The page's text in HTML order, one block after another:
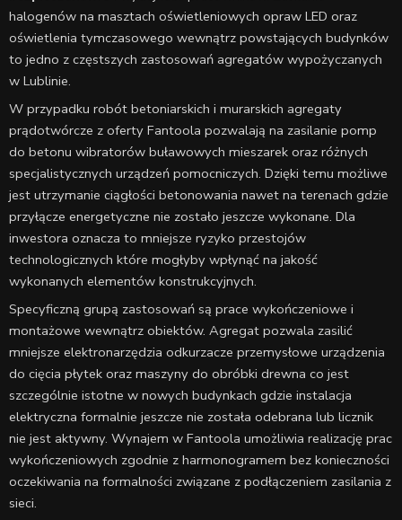
halogenów na masztach oświetleniowych opraw LED oraz
oświetlenia tymczasowego wewnątrz powstających budynków
to jedno z częstszych zastosowań agregatów wypożyczanych
w Lublinie.
W przypadku robót betoniarskich i murarskich agregaty
prądotwórcze z oferty Fantoola pozwalają na zasilanie pomp
do betonu wibratorów buławowych mieszarek oraz różnych
specjalistycznych urządzeń pomocniczych. Dzięki temu możliwe
jest utrzymanie ciągłości betonowania nawet na terenach gdzie
przyłącze energetyczne nie zostało jeszcze wykonane. Dla
inwestora oznacza to mniejsze ryzyko przestojów
technologicznych które mogłyby wpłynąć na jakość
wykonanych elementów konstrukcyjnych.
Specyficzną grupą zastosowań są prace wykończeniowe i
montażowe wewnątrz obiektów. Agregat pozwala zasilić
mniejsze elektronarzędzia odkurzacze przemysłowe urządzenia
do cięcia płytek oraz maszyny do obróbki drewna co jest
szczególnie istotne w nowych budynkach gdzie instalacja
elektryczna formalnie jeszcze nie została odebrana lub licznik
nie jest aktywny. Wynajem w Fantoola umożliwia realizację prac
wykończeniowych zgodnie z harmonogramem bez konieczności
oczekiwania na formalności związane z podłączeniem zasilania z
sieci.